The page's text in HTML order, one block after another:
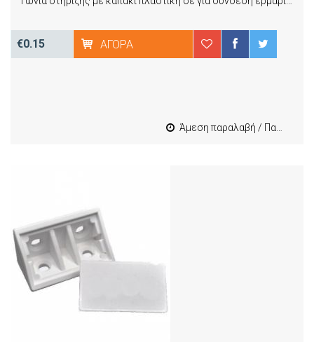
€0.15 ΑΓΟΡΆ
Άμεση παραλαβή / Παράδοση 1-3 εργασιμες